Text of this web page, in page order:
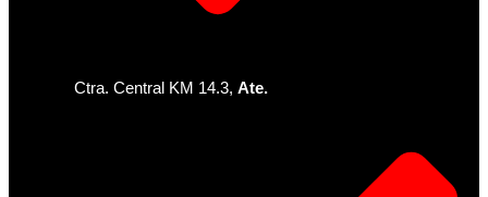
Ctra. Central KM 14.3, Ate.